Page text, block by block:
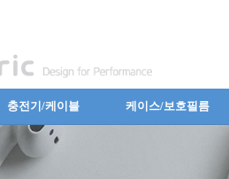
충전기/케이블 케이스/보호필름